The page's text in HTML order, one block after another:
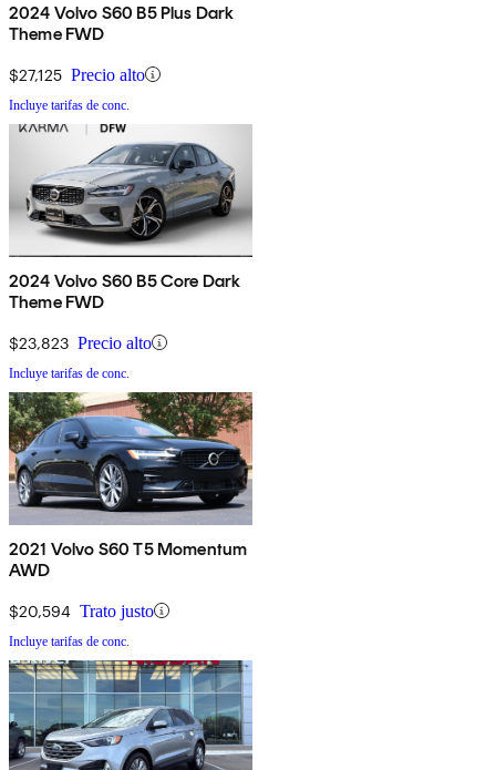
2024 Volvo S60 B5 Plus Dark
Theme FWD
$27,125 Precio alto
Incluye tarifas de conc.
2024 Volvo S60 B5 Core Dark
Theme FWD
$23,823 Precio alto
Incluye tarifas de conc.
2021 Volvo S60 T5 Momentum
AWD
$20,594 Trato justo
Incluye tarifas de conc.